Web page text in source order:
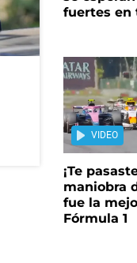
fuertes en
VIDEO
¡Te
maniobra
fue la
Fórmula 1